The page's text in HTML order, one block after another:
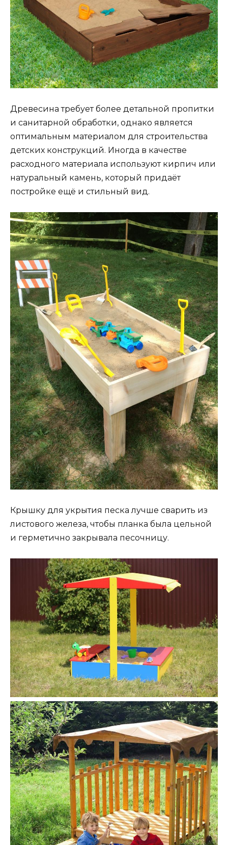
Древесина требует более детальной пропитки
и санитарной обработки, однако является
оптимальным материалом для строительства
детских конструкций. Иногда в качестве
расходного материала используют кирпич или
натуральный камень, который придаёт
постройке ещё и стильный вид.
Крышку для укрытия песка лучше сварить из
листового железа, чтобы планка была цельной
и герметично закрывала песочницу.